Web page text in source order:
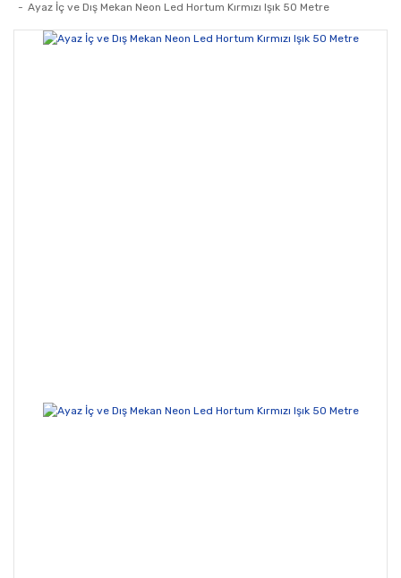
Ayaz İç ve Dış Mekan Neon Led Hortum Kırmızı Işık 50 Metre